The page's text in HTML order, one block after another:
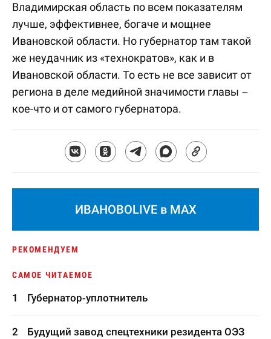
Владимирская область по всем показателям
лучше, эффективнее, богаче и мощнее
Ивановской области. Но губернатор там такой
же неудачник из «технократов», как и в
Ивановской области. То есть не все зависит от
региона в деле медийной значимости главы –
кое-что и от самого губернатора.
ИВАНОВОLIVE в MAX
РЕКОМЕНДУЕМ
САМОЕ ЧИТАЕМОЕ
Губернатор-уплотнитель
Будущий завод спецтехники резидента ОЭЗ